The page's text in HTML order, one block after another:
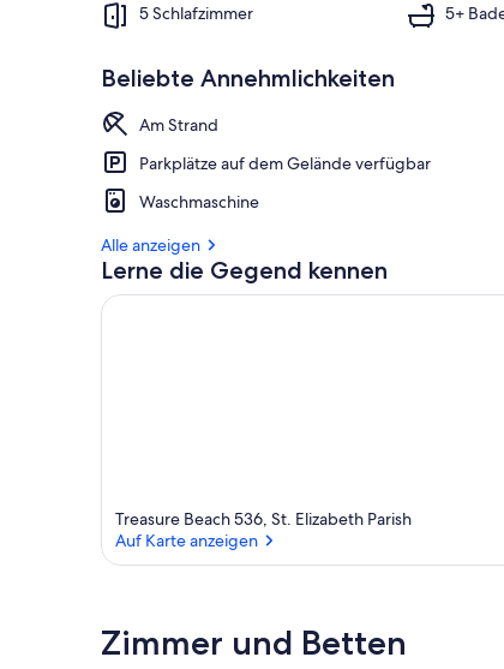
5 Schlafzimmer 5+
Beliebte Annehmlichkeiten
Am Strand
Parkplätze auf dem Gelände verfügbar
Waschmaschine
Alle anzeigen
Lerne die Gegend kennen
Treasure Beach 536, St. Elizabeth Parish
Auf Karte anzeigen
Zimmer und Betten